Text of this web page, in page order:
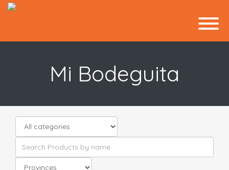
Mi Bodeguita